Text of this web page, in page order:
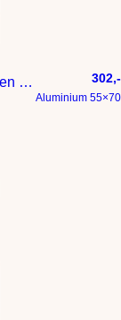
Ijsvogel – Modern expressief – penseelstreken en abstracte kleurige vlakken 302,-
Aluminium 55×70